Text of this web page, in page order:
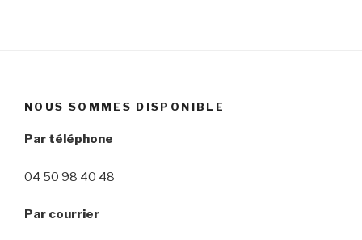
NOUS SOMMES DISPONIBLE
Par téléphone
04 50 98 40 48
Par courrier